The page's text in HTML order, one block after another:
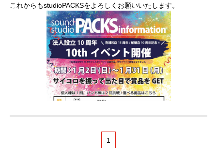
これからもstudioPACKSをよろしくお願いいたします。
1